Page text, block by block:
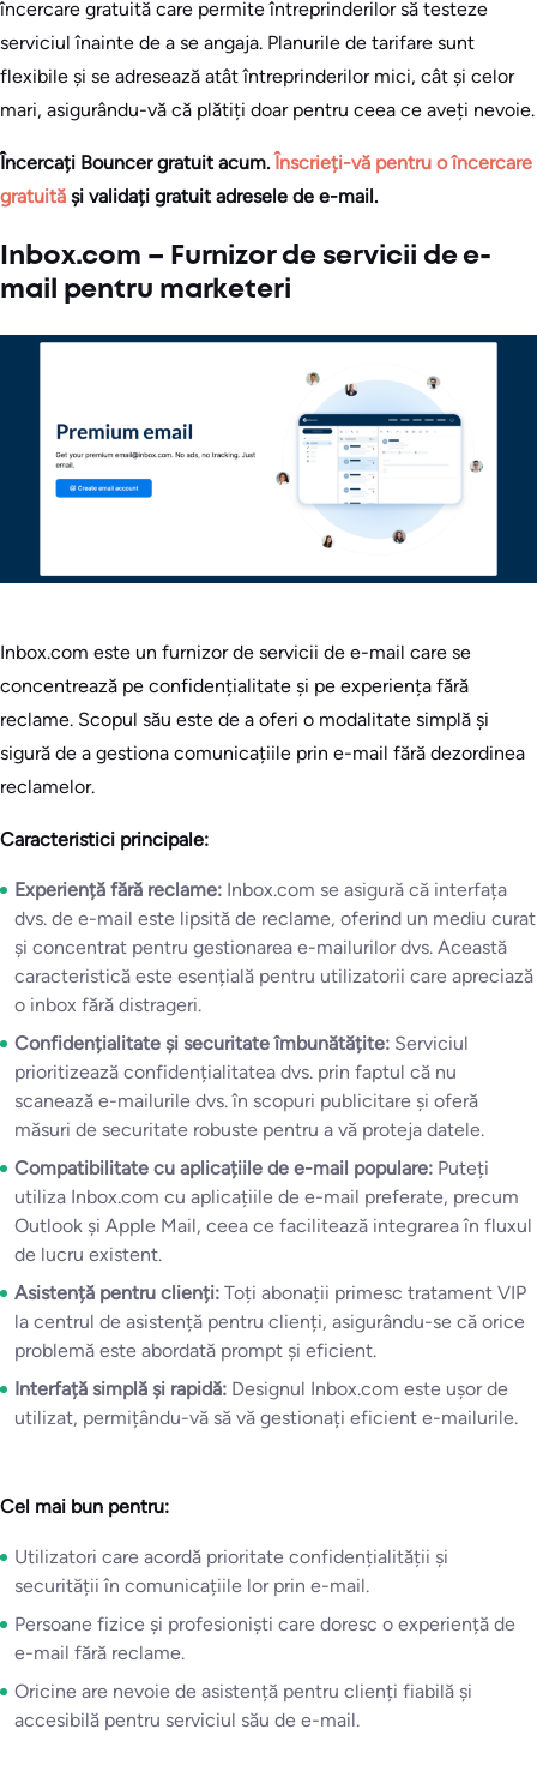
încercare gratuită care permite întreprinderilor să testeze
serviciul înainte de a se angaja. Planurile de tarifare sunt
flexibile și se adresează atât întreprinderilor mici, cât și celor
mari, asigurându-vă că plătiți doar pentru ceea ce aveți nevoie.
Încercați Bouncer gratuit acum.Înscrieți-vă pentru o încercare
gratuită și validați gratuit adresele de e-mail.
Inbox.com – Furnizor de servicii de e-
mail pentru marketeri
Inbox.com este un furnizor de servicii de e-mail care se
concentrează pe confidențialitate și pe experiența fără
reclame. Scopul său este de a oferi o modalitate simplă și
sigură de a gestiona comunicațiile prin e-mail fără dezordinea
reclamelor.
Caracteristici principale:
Experiență fără reclame: Inbox.com se asigură că interfața
dvs. de e-mail este lipsită de reclame, oferind un mediu curat
și concentrat pentru gestionarea e-mailurilor dvs. Această
caracteristică este esențială pentru utilizatorii care apreciază
o inbox fără distrageri.
Confidențialitate și securitate îmbunătățite: Serviciul
prioritizează confidențialitatea dvs. prin faptul că nu
scanează e-mailurile dvs. în scopuri publicitare și oferă
măsuri de securitate robuste pentru a vă proteja datele.
Compatibilitate cu aplicațiile de e-mail populare: Puteți
utiliza Inbox.com cu aplicațiile de e-mail preferate, precum
Outlook și Apple Mail, ceea ce facilitează integrarea în fluxul
de lucru existent.
Asistență pentru clienți: Toți abonații primesc tratament VIP
la centrul de asistență pentru clienți, asigurându-se că orice
problemă este abordată prompt și eficient.
Interfață simplă și rapidă: Designul Inbox.com este ușor de
utilizat, permițându-vă să vă gestionați eficient e-mailurile.
Cel mai bun pentru:
Utilizatori care acordă prioritate confidențialității și
securității în comunicațiile lor prin e-mail.
Persoane fizice și profesioniști care doresc o experiență de
e-mail fără reclame.
Oricine are nevoie de asistență pentru clienți fiabilă și
accesibilă pentru serviciul său de e-mail.